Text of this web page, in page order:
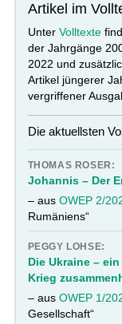
Artikel im
Unter Volltexte
der Jahrgänge
2022 und
Artikel jüngerer
vergriffener
Die aktuellsten
THOMAS ROSER:
Johannis – Der
– aus OWEP 2/
Rumäniens“
PEGGY LOHSE:
Die Ukraine –
Krieg
– aus OWEP 1/
Gesellschaft“